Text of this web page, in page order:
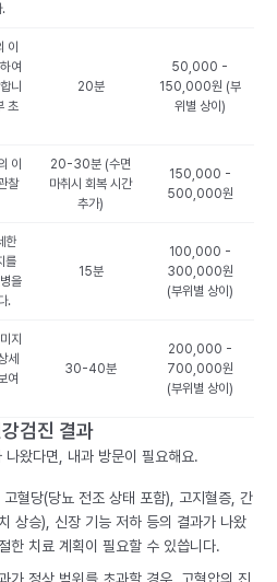
.
이
여
니
초
20분
50,000 -
150,000원 (부
위별 상이)
이
찰
20-30분 (수면
마취시 회복 시간
추가)
150,000 -
500,000원
한
를
을
.
15분
100,000 -
300,000원
(부위별 상이)
지
세
여
30-40분
200,000 -
700,000원
(부위별 상이)
검진 결과
나왔다면, 내과 방문이 필요해요.
혈당(당뇨 전조 상태 포함), 고지혈증, 간
상승), 신장 기능 저하 등의 결과가 나왔
한 치료 계획이 필요할 수 있씁니다.